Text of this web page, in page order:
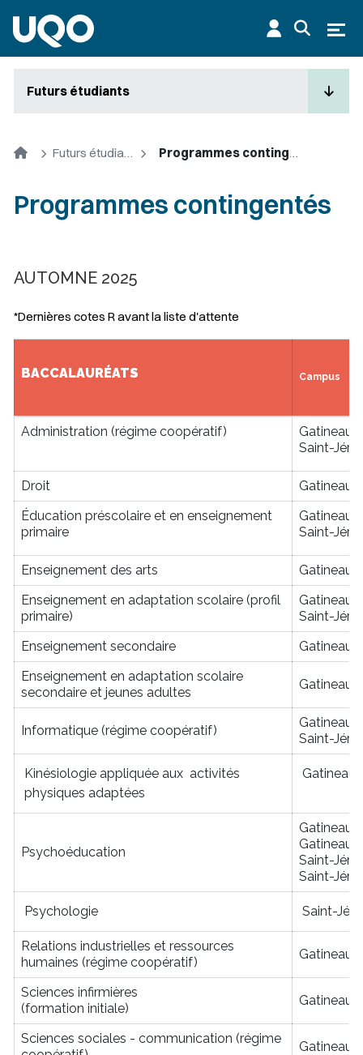
Futurs étudiants
Accueil Futurs étudiants Programmes contingentés
Programmes contingentés
AUTOMNE 2025
*Dernières cotes R avant la liste d'attente
BACCALAURÉATS Campus
Administration (régime coopératif)
Gatineau
Saint-
Droit
Gatineau
Éducation préscolaire et en enseignement
primaire
Gatineau
Saint-
Enseignement des arts
Gatineau
Enseignement en adaptation scolaire (profil
primaire)
Gatineau
Saint-
Enseignement secondaire
Gatineau
Enseignement en adaptation scolaire
secondaire et jeunes adultes
Gatineau
Informatique (régime coopératif)
Gatineau
Saint-
Kinésiologie appliquée aux activités
physiques adaptées
Gatineau
Psychoéducation
Gatineau
Gatineau
Saint-
Saint-
Psychologie Saint-
Relations industrielles et ressources
humaines (régime coopératif)
Gatineau
Sciences infirmières
(formation initiale)
Gatineau
Sciences sociales - communication (régime
Gatineau